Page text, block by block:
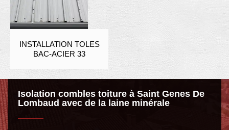
INSTALLATION TOLES
BAC-ACIER 33
Isolation combles toiture à Saint Genes De
Lombaud avec de la laine minérale